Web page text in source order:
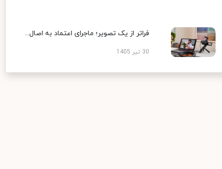
فراتر از یک تصویر؛ ماجرای اعتماد به اصال...
30 تیر 1405